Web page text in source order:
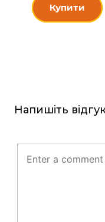
Купити
Напишіть